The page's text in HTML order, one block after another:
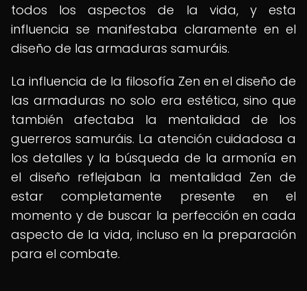
todos los aspectos de la vida, y esta
influencia se manifestaba claramente en el
diseño de las armaduras samuráis.
La influencia de la filosofía Zen en el diseño de
las armaduras no solo era estética, sino que
también afectaba la mentalidad de los
guerreros samuráis. La atención cuidadosa a
los detalles y la búsqueda de la armonía en
el diseño reflejaban la mentalidad Zen de
estar completamente presente en el
momento y de buscar la perfección en cada
aspecto de la vida, incluso en la preparación
para el combate.